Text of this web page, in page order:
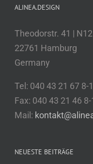
ALINEA.DESIGN
Theodorstr. 41 | N12
22761 Hamburg
Germany
Tel: 040 43 21 67 8-
Fax: 040 43 21 46 8-
Mail:
NEUESTE BEITRÄGE